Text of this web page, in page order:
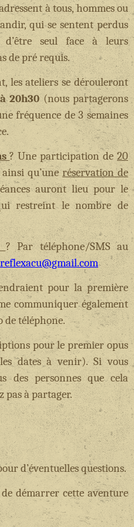
à tous, hommes ou
qui se sentent perdus
seul face à leurs
de pré requis.
les ateliers se dérouleront
20h30(nous partagerons
fréquence de 3 semaines
? Une participation de20
ainsi qu’uneréservation de
auront lieu pour le
restreint le nombre de
? Par téléphone/SMS au
reflexacu@gmail.com
pour la première
communiquer également
de téléphone.
pour le premier opus
dates à venir). Si vous
des personnes que cela
pas à partager.
d’éventuelles questions.
démarrer cette aventure